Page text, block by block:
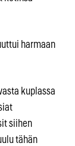
harmaan
kuplassa
siihen
tähän